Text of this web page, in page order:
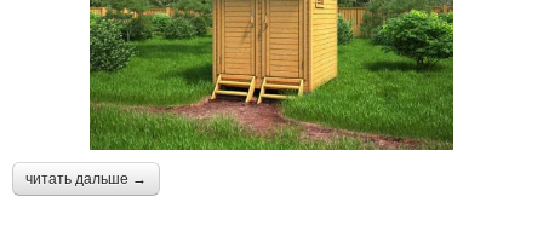
читать дальше →